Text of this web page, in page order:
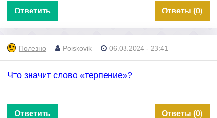
Ответить Ответы (0)
Полезно Poiskovik 06.03.2024 - 23:41
Что значит слово «терпение»?
Ответить Ответы (0)